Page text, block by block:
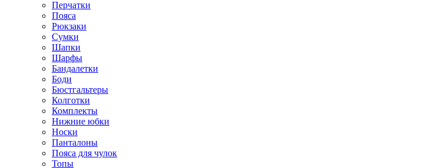
Перчатки
Пояса
Рюкзаки
Сумки
Шапки
Шарфы
Бандалетки
Боди
Бюстгальтеры
Колготки
Комплекты
Нижние юбки
Носки
Панталоны
Поясa для чулок
Топы